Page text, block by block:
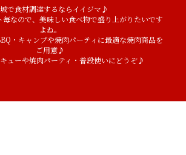
で食材調達するならイイジマ♪
なので、美味しい食べ物で盛り上がりたいです
よね。
・キャンプや焼肉パーティに最適な焼肉商品を
ご用意♪
ューや焼肉パーティ・普段使いにどうぞ♪